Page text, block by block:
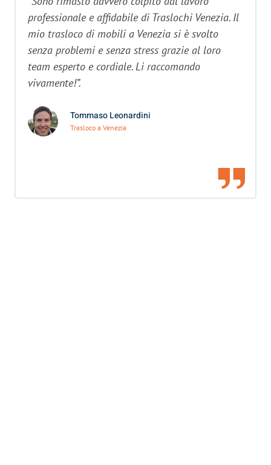
professionale e affidabile di Traslochi Venezia. Il
mio trasloco di mobili a Venezia si è svolto
senza problemi e senza stress grazie al loro
team esperto e cordiale. Li raccomando
vivamente!”.
Tommaso Leonardini
Trasloco a Venezia